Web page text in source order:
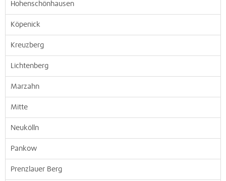
Hohenschönhausen
Köpenick
Kreuzberg
Lichtenberg
Marzahn
Mitte
Neukölln
Pankow
Prenzlauer Berg